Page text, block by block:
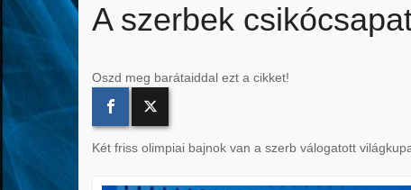
A szerbek
Oszd meg barátaiddal ezt a cikket!
Két friss olimpiai bajnok van a szerb válogatott